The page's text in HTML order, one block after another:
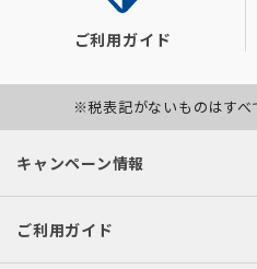
ご利用ガイド
※税表記がないものはすべ
キャンペーン情報
ご利用ガイド